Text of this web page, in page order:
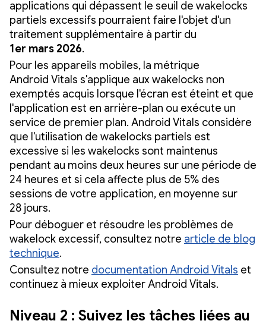
applications qui dépassent le seuil de wakelocks
partiels excessifs pourraient faire l'objet d'un
traitement supplémentaire à partir du
1er mars 2026.
Pour les appareils mobiles, la métrique
Android Vitals s'applique aux wakelocks non
exemptés acquis lorsque l'écran est éteint et que
l'application est en arrière-plan ou exécute un
service de premier plan. Android Vitals considère
que l'utilisation de wakelocks partiels est
excessive si les wakelocks sont maintenus
pendant au moins deux heures sur une période de
24 heures et si cela affecte plus de 5% des
sessions de votre application, en moyenne sur
28 jours.
Pour déboguer et résoudre les problèmes de
wakelock excessif, consultez notre article de blog
technique.
Consultez notre documentation Android Vitals et
continuez à mieux exploiter Android Vitals.
Niveau 2 : Suivez les tâches liées au